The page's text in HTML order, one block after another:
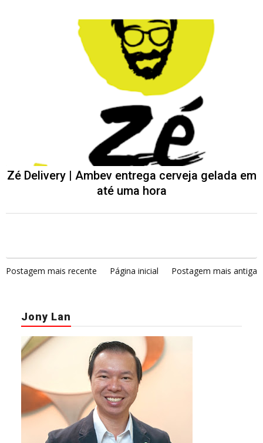
Zé Delivery | Ambev entrega cerveja gelada em
até uma hora
Postagem mais recente Página inicial Postagem mais antiga
Jony Lan